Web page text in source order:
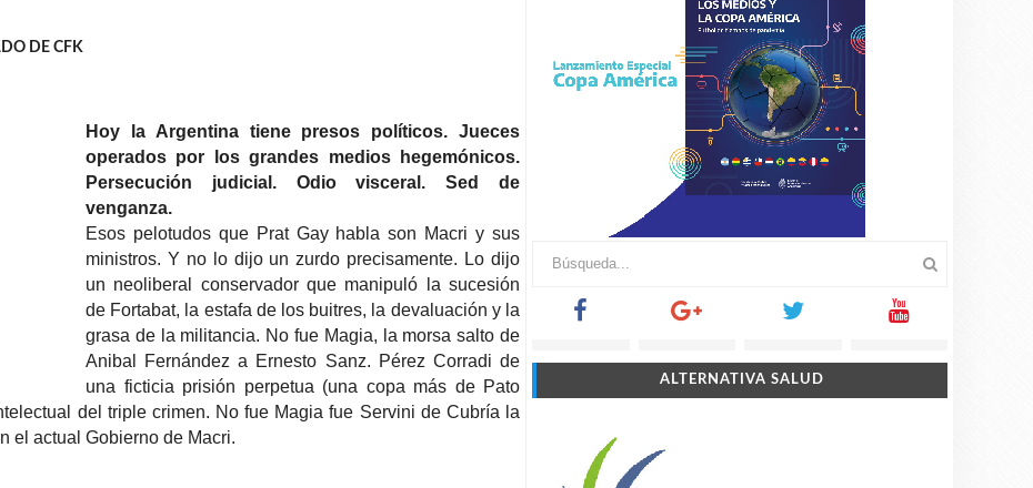
DE CFK
Hoy la Argentina tiene presos políticos. Jueces
operados por los grandes medios hegemónicos.
Persecución judicial. Odio visceral. Sed de
venganza.
Esos pelotudos que Prat Gay habla son Macri y sus
ministros. Y no lo dijo un zurdo precisamente. Lo dijo
un neoliberal conservador que manipuló la sucesión
de Fortabat, la estafa de los buitres, la devaluación y la
grasa de la militancia. No fue Magia, la morsa salto de
Anibal Fernández a Ernesto Sanz. Pérez Corradi de
una ficticia prisión perpetua (una copa más de Pato
del triple crimen. No fue Magia fue Servini de Cubría la
el actual Gobierno de Macri.
ALTERNATIVA SALUD